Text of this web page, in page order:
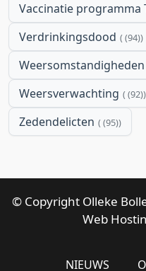
Vaccinatie programma
Verdrinkingsdood (94)
Weersomstandigheden
Weersverwachting (92)
Zedendelicten (95)
© Copyright Olleke
Web
NIEUWS